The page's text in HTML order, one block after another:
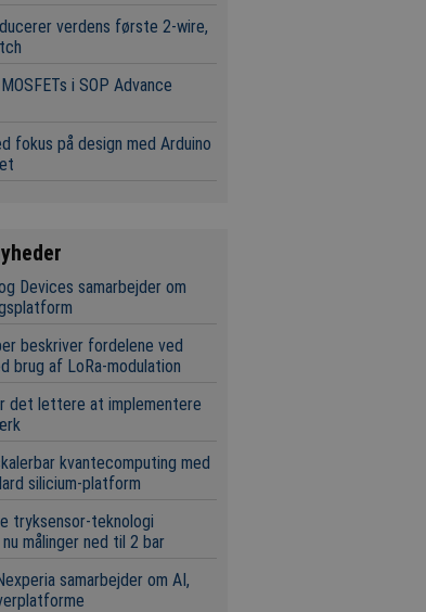
verdens første 2-wire,
i SOP Advance
fokus på design med Arduino
Devices samarbejder om
beskriver fordelene ved
brug af LoRa-modulation
det lettere at implementere
kvantecomputing med
silicium-platform
tryksensor-teknologi
målinger ned til 2 bar
samarbejder om AI,